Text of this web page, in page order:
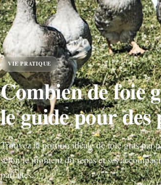
VIE PRATIQUE
Combien de foie
le guide pour
Trouvez la portion idéale de foie gras par
selon le moment du repas et ses
parfaites.